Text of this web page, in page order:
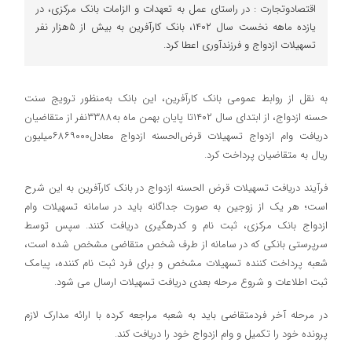
اقتصادوتجارت : در راستای عمل به تعهدات و الزامات بانک مرکزی، در
یازده ماهه نخست سال ۱۴۰۲، بانک کارآفرین به بیش از ۵هزار نفر
تسهیلات ازدواج و فرزندآوری اعطا کرد.
به نقل از روابط عمومی بانک کارآفرین، این بانک به‌منظور ترویج سنت
حسنه ازدواج، از ابتدای سال ۱۴۰۲تا پایان بهمن ماه به۳۳۸۸نفر از متقاضیان
دریافت وام ازدواج تسهیلات قرض‌الحسنه ازدواج معادل۶۸۶۹۰۰۰میلیون
ریال به متقاضیان پرداخت کرد.
فرآیند دریافت تسهیلات قرض الحسنه ازدواج در بانک کارآفرین به این شرح
است؛ هر یک از زوجین به صورت جداگانه باید در سامانه تسهیلات وام
ازدواج بانک مرکزی، ثبت نام و کدرهگیری دریافت کنند. سپس توسط
سرپرستی بانکی که در سامانه از طرف شخص متقاضی مشخص شده است،
شعبه پرداخت کننده تسهیلات مشخص و برای فرد ثبت نام کننده، پیامک
ثبت اطلاعات و شروع مرحله بعدی دریافت تسهیلات ارسال می شود.
در مرحله آخر فردمتقاضی باید به شعبه مراجعه کرده با ارائه مدارک لازم
پرونده خود را تکمیل و وام ازدواج خود را دریافت کند.